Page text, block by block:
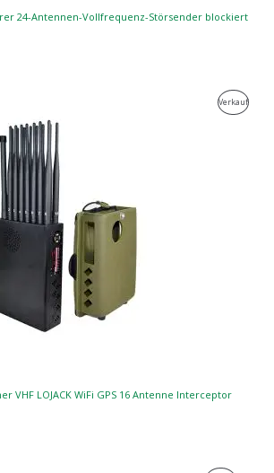
24-Antennen-Vollfrequenz-Störsender blockiert
Verkauf
VHF LOJACK WiFi GPS 16 Antenne Interceptor